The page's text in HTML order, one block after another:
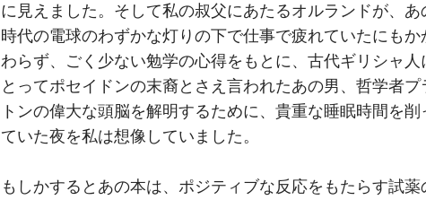
に見えました。そして私の叔父にあたるオルランドが、あ
時代の電球のわずかな灯りの下で仕事で疲れていたにもか
わらず、ごく少ない勉学の心得をもとに、古代ギリシャ人
とってポセイドンの末裔とさえ言われたあの男、哲学者プ
トンの偉大な頭脳を解明するために、貴重な睡眠時間を削
ていた夜を私は想像していました。
もしかするとあの本は、ポジティブな反応をもたらす試薬